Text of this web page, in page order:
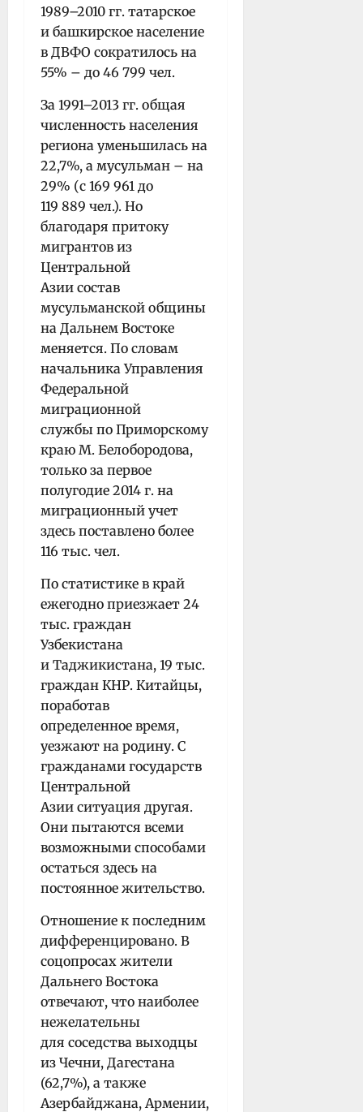
1989–2010 гг. татарское
и башкирское население
в ДВФО сократилось на
55% – до 46 799 чел.
За 1991–2013 гг. общая
численность населения
региона уменьшилась на
22,7%, а мусульман – на
29% (с 169 961 до
119 889 чел.). Но
благодаря притоку
мигрантов из
Центральной
Азии состав
мусульманской общины
на Дальнем Востоке
меняется. По словам
начальника Управления
Федеральной
миграционной
службы по Приморскому
краю М. Белобородова,
только за первое
полугодие 2014 г. на
миграционный учет
здесь поставлено более
116 тыс. чел.
По статистике в край
ежегодно приезжает 24
тыс. граждан
Узбекистана
и Таджикистана, 19 тыс.
граждан КНР. Китайцы,
поработав
определенное время,
уезжают на родину. С
гражданами государств
Центральной
Азии ситуация другая.
Они пытаются всеми
возможными способами
остаться здесь на
постоянное жительство.
Отношение к последним
дифференцировано. В
соцопросах жители
Дальнего Востока
отвечают, что наиболее
нежелательны
для соседства выходцы
из Чечни, Дагестана
(62,7%), а также
Азербайджана, Армении,